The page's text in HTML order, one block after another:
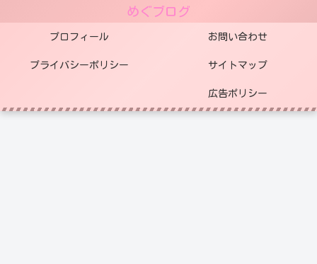
めぐブログ
プロフィール お問い合わせ
プライバシーポリシー サイトマップ
広告ポリシー